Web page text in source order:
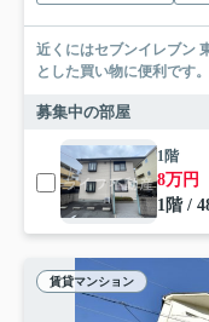
近くにはセブンイレブン
とした買い物に便利です
募集中の部屋
1階
8万円
1階 /
賃貸マンション